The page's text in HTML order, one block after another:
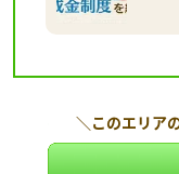
＼このエリア